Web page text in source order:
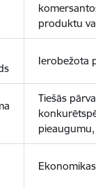
produktu
Ierobežota
Tiešās